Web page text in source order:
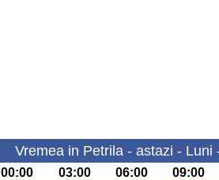
Vremea in Petrila - astazi - Luni
00:00 03:00 06:00 09:00